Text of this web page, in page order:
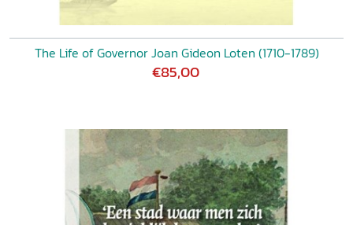
The Life of Governor Joan Gideon Loten (1710-1789)
€85,00